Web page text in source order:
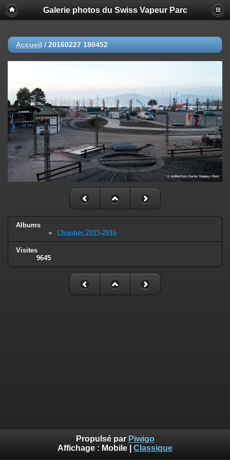
Galerie photos du Swiss Vapeur Parc
Accueil / 20160227 180452
Albums
Chantier 2015-2016
Visites
9645
Propulsé par Piwigo
Affichage : Mobile Classique